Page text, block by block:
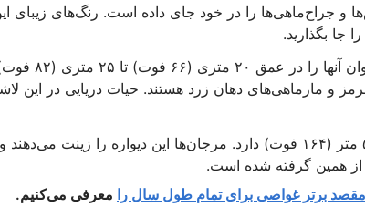
و جراح‌ماهی‌ها را در خود جای داده است. رنگ‌های زیبای
جا بگذارید.
نیلوفر آبی و امیلی دو لاشه کشتی غرق‌شده هستند که می‌توان آنها را در عمق ۲۰ متری (۶۶ فوت) تا
و مارماهی‌های دهان زرد هستند. حیات دریایی در این
دیواره خفاش‌ماهی در نزدیکی جزیره مارها حداکثر عمق ۵۰ متر (۱۶۴ فوت) دارد. مرجان‌ها این دیواره را زینت می‌دهند و
از همین گرفته شده است.
معرفی می‌کنیم.